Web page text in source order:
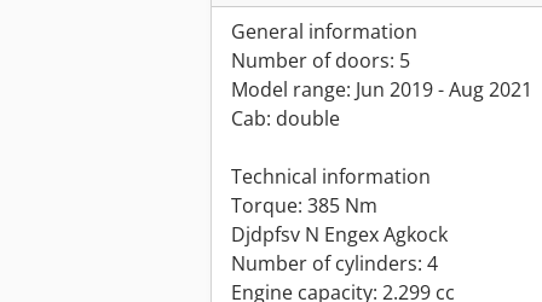
General information
Number of doors: 5
Model range: Jun 2019 - Aug 2021
Cab: double
Technical information
Torque: 385 Nm
Djdpfsv N Engex Agkock
Number of cylinders: 4
Engine capacity: 2.299 cc